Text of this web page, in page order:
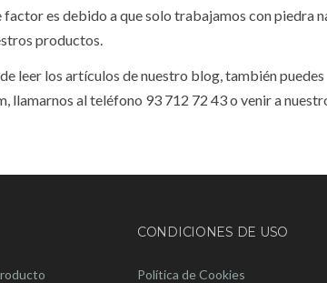
es debido a que solo trabajamos con piedra
productos.
leer los artículos de nuestro blog, también puedes
al teléfono 93 712 72 43 o venir a
CONDICIONES DE USO
Política de Cookies